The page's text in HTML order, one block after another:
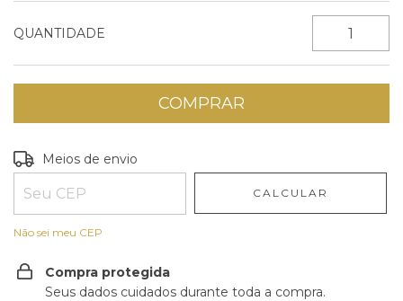
QUANTIDADE
Entregas para o CEP:
Meios de envio
CALCULAR
Não sei meu CEP
Compra protegida
Seus dados cuidados durante toda a compra.